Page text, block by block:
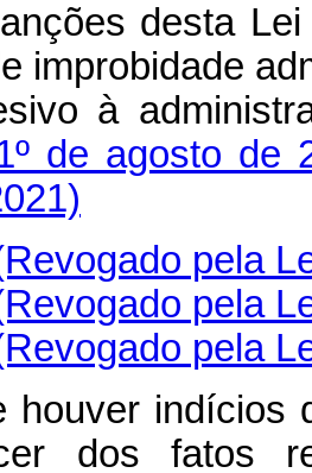
desta
improbidade
à
de agosto de
pela
pela
pela
houver indícios
dos fatos